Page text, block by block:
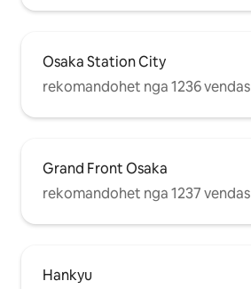
Osaka Station City
rekomandohet nga 1236 vendas
Grand Front Osaka
rekomandohet nga 1237 vendas
Hankyu